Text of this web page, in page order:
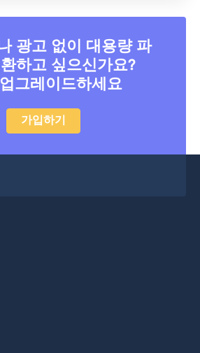
광고 없이 대용량 파
하고 싶으신가요?
그레이드하세요
가입하기